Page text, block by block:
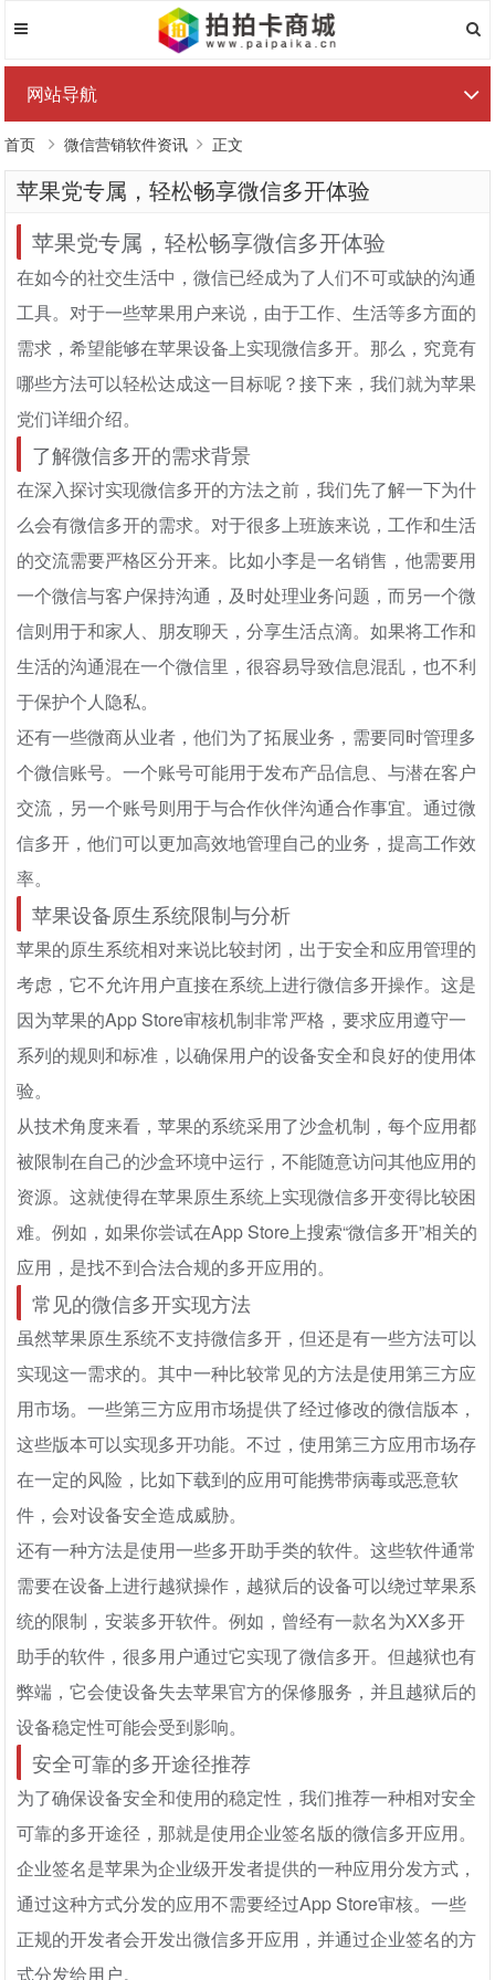
网站导航
首页 微信营销软件资讯 正文
苹果党专属，轻松畅享微信多开体验
苹果党专属，轻松畅享微信多开体验
在如今的社交生活中，微信已经成为了人们不可或缺的沟通
工具。对于一些苹果用户来说，由于工作、生活等多方面的
需求，希望能够在苹果设备上实现微信多开。那么，究竟有
哪些方法可以轻松达成这一目标呢？接下来，我们就为苹果
党们详细介绍。
了解微信多开的需求背景
在深入探讨实现微信多开的方法之前，我们先了解一下为什
么会有微信多开的需求。对于很多上班族来说，工作和生活
的交流需要严格区分开来。比如小李是一名销售，他需要用
一个微信与客户保持沟通，及时处理业务问题，而另一个微
信则用于和家人、朋友聊天，分享生活点滴。如果将工作和
生活的沟通混在一个微信里，很容易导致信息混乱，也不利
于保护个人隐私。
还有一些微商从业者，他们为了拓展业务，需要同时管理多
个微信账号。一个账号可能用于发布产品信息、与潜在客户
交流，另一个账号则用于与合作伙伴沟通合作事宜。通过微
信多开，他们可以更加高效地管理自己的业务，提高工作效
率。
苹果设备原生系统限制与分析
苹果的原生系统相对来说比较封闭，出于安全和应用管理的
考虑，它不允许用户直接在系统上进行微信多开操作。这是
因为苹果的App Store审核机制非常严格，要求应用遵守一
系列的规则和标准，以确保用户的设备安全和良好的使用体
验。
从技术角度来看，苹果的系统采用了沙盒机制，每个应用都
被限制在自己的沙盒环境中运行，不能随意访问其他应用的
资源。这就使得在苹果原生系统上实现微信多开变得比较困
难。例如，如果你尝试在App Store上搜索“微信多开”相关的
应用，是找不到合法合规的多开应用的。
常见的微信多开实现方法
虽然苹果原生系统不支持微信多开，但还是有一些方法可以
实现这一需求的。其中一种比较常见的方法是使用第三方应
用市场。一些第三方应用市场提供了经过修改的微信版本，
这些版本可以实现多开功能。不过，使用第三方应用市场存
在一定的风险，比如下载到的应用可能携带病毒或恶意软
件，会对设备安全造成威胁。
还有一种方法是使用一些多开助手类的软件。这些软件通常
需要在设备上进行越狱操作，越狱后的设备可以绕过苹果系
统的限制，安装多开软件。例如，曾经有一款名为XX多开
助手的软件，很多用户通过它实现了微信多开。但越狱也有
弊端，它会使设备失去苹果官方的保修服务，并且越狱后的
设备稳定性可能会受到影响。
安全可靠的多开途径推荐
为了确保设备安全和使用的稳定性，我们推荐一种相对安全
可靠的多开途径，那就是使用企业签名版的微信多开应用。
企业签名是苹果为企业级开发者提供的一种应用分发方式，
通过这种方式分发的应用不需要经过App Store审核。一些
正规的开发者会开发出微信多开应用，并通过企业签名的方
式分发给用户。